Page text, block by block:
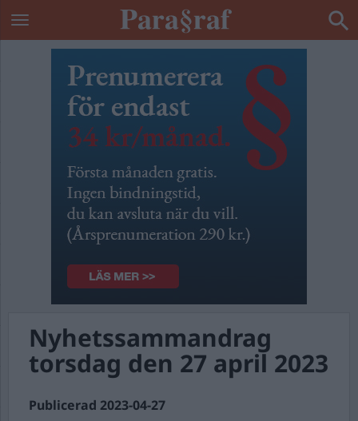
Nyhetssammandrag
torsdag den 27 april 2023
Publicerad 2023-04-27